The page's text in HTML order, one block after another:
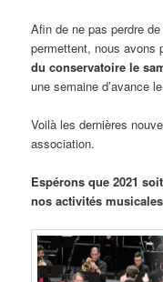
Afin de ne pas perdre
permettent, nous avons
du conservatoire le
une semaine d’avance
Voilà les dernières
association.
Espérons que 2021
nos activités